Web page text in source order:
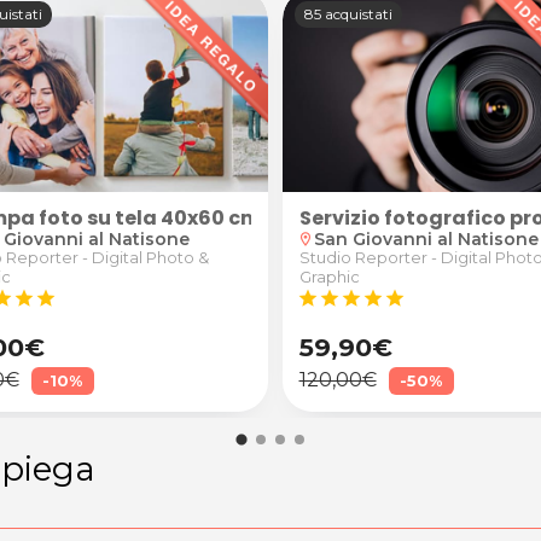
matrimoniale al Lavasecco La Piuma
foto su tela 40x60 cm
Giovanni al Natisone
Reporter - Digital Photo &
star star
-10%
85 acquistati
Servizio fotografico
location_on San Giovanni al Natisone
Studio Reporter - Digital
Graphic
star star star star star
59,90€
120,00€ -50%